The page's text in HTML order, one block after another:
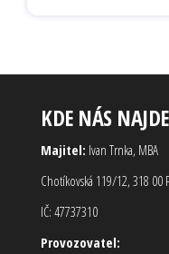
KDE NÁS
Majitel: Ivan Trnka, MBA
Chotíkovská 119/12, 318 00
IČ: 47737310
Provozovatel: